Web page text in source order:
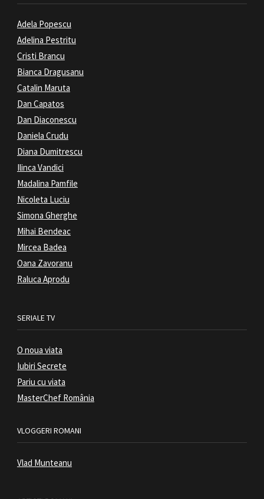
Adela Popescu
Adelina Pestritu
Cristi Brancu
Bianca Dragusanu
Catalin Maruta
Dan Capatos
Dan Diaconescu
Daniela Crudu
Diana Dumitrescu
Ilinca Vandici
Madalina Pamfile
Nicoleta Luciu
Simona Gherghe
Mihai Bendeac
Mircea Badea
Oana Zavoranu
Raluca Aprodu
SERIALE TV
O noua viata
Iubiri Secrete
Pariu cu viata
MasterChef România
VLOGGERI ROMANI
Vlad Munteanu